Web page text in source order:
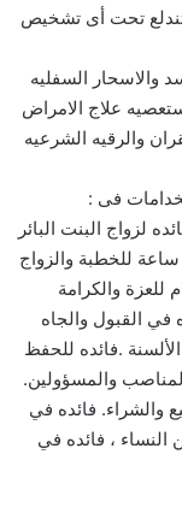
تندلع تحت أى تشخيص
والاسحار السفليه
علاج الامراض
والرقيه الشرعيه
فى :
لزواج البنت البائر
للخطبة والزواج
والكرامة
القبول والجاه
.فائده للحفظ
والمسؤولين.
والشراء. فائده في
النساء ، فائده في